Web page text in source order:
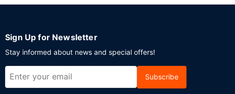
Sign Up for Newsletter
Stay informed about news and special offers!
Subscribe